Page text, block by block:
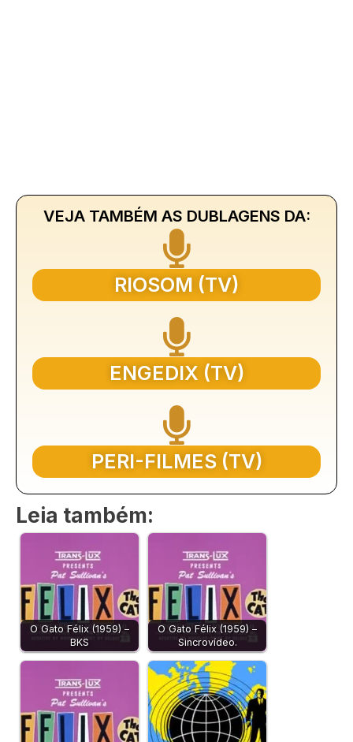
VEJA TAMBÉM AS DUBLAGENS DA:
RIOSOM (TV)
ENGEDIX (TV)
PERI-FILMES (TV)
Leia também:
O Gato Félix (1959) –
BKS
O Gato Félix (1959) –
Sincrovídeo.